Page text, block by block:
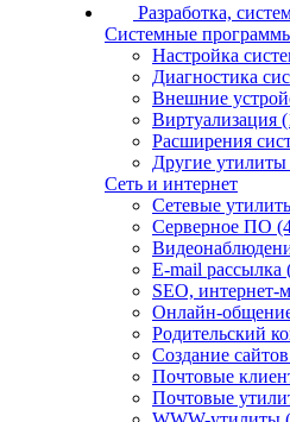
Разработка,
Системные
Настройка
Диагностика
Внешние
Виртуализация
Расширения
Другие утилиты
Сеть и интернет
Сетевые
Серверное ПО
E-mail рассылка
SEO, интернет-
Онлайн-
Родительский
Создание сайтов
Почтовые
Почтовые